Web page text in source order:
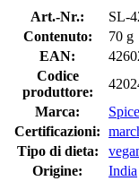
Art.-Nr.:
SL-
Contenuto:
70 g
EAN:
Codice
produttore:
Marca:
Certificazioni:
Tipo di dieta:
Origine:
India